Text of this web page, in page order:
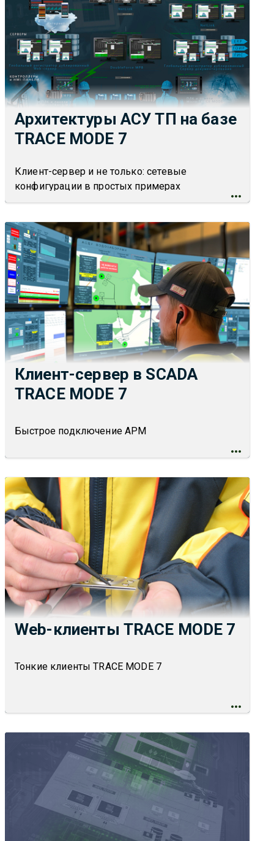
Архитектуры АСУ ТП на базе
TRACE MODE 7
Клиент-сервер и не только: сетевые
конфигурации в простых примерах
Клиент-сервер в SCADA
TRACE MODE 7
Быстрое подключение АРМ
Web-клиенты TRACE MODE 7
Тонкие клиенты TRACE MODE 7